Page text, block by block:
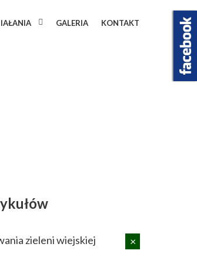
GALERIA KONTAKT
zieleni wiejskiej